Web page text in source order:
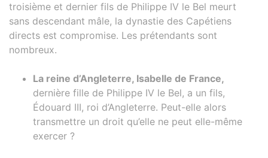
troisième et dernier fils de Philippe IV le Bel meurt
sans descendant mâle, la dynastie des Capétiens
directs est compromise. Les prétendants sont
nombreux.
La reine d’Angleterre, Isabelle de France,
dernière fille de Philippe IV le Bel, a un fils,
Édouard III, roi d’Angleterre. Peut-elle alors
transmettre un droit qu’elle ne peut elle-même
exercer ?